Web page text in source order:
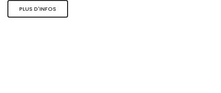
PLUS D'INFOS